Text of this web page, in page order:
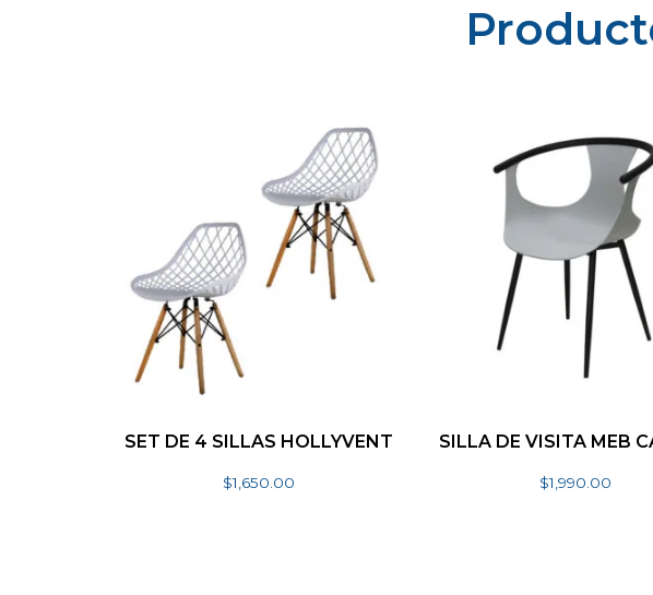
SET DE 4 SILLAS HOLLYVENT
$1,650.00
SILLA DE VISITA MEB
$1,990.00